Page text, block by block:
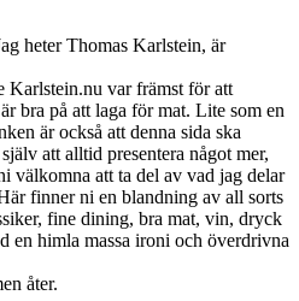
heter Thomas Karlstein, är
Karlstein.nu var främst för att
bra på att laga för mat. Lite som en
är också att denna sida ska
att alltid presentera något mer,
välkomna att ta del av vad jag delar
finner ni en blandning av all sorts
fine dining, bra mat, vin, dryck
en himla massa ironi och överdrivna
åter.